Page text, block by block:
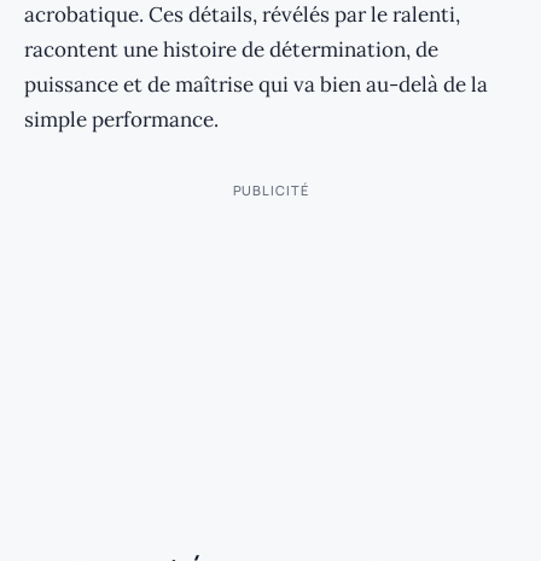
acrobatique. Ces détails, révélés par le ralenti,
racontent une histoire de détermination, de
puissance et de maîtrise qui va bien au-delà de la
simple performance.
PUBLICITÉ